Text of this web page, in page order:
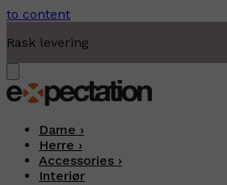
to content
Rask levering
Dame ›
Herre ›
Accessories ›
Interiør